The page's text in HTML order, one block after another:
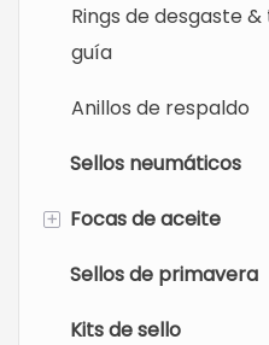
Rings de desgaste
guía
Anillos de respaldo
Sellos neumáticos
+ Focas de aceite
Sello de petróleo
Sello de aceite
Sellos de primavera
Kits de sello